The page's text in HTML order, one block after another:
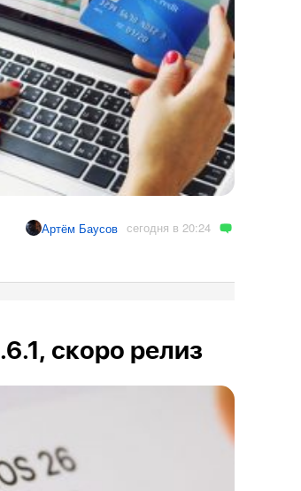
Артём Баусов сегодня в 20:24
скоро релиз